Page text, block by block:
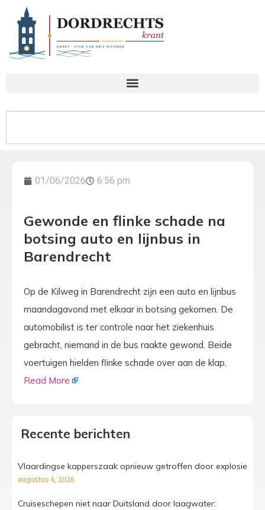
01/06/2026 6:56 pm
Gewonde en flinke schade na
botsing auto en lijnbus in
Barendrecht
Op de Kilweg in Barendrecht zijn een auto en lijnbus
maandagavond met elkaar in botsing gekomen. De
automobilist is ter controle naar het ziekenhuis
gebracht, niemand in de bus raakte gewond. Beide
voertuigen hielden flinke schade over aan de klap.
Read More
Recente berichten
Vlaardingse kapperszaak opnieuw getroffen door explosie
augustus 6, 2026
Cruiseschepen niet naar Duitsland door laagwater: